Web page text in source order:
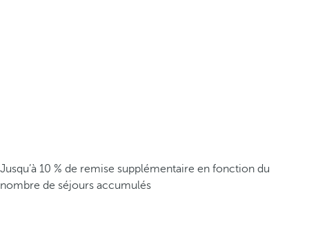
Jusqu’à 10 % de remise supplémentaire en fonction du
nombre de séjours accumulés